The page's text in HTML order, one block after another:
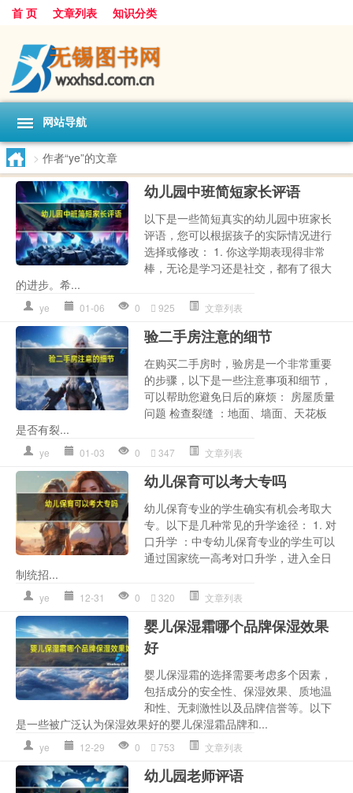
首 页 文章列表 知识分类
网站导航
> 作者“ye”的文章
幼儿园中班简短家长评语
以下是一些简短真实的幼儿园中班家长
评语，您可以根据孩子的实际情况进行
选择或修改： 1. 你这学期表现得非常
棒，无论是学习还是社交，都有了很大
的进步。希...
ye 01-06 0 925 文章列表
验二手房注意的细节
在购买二手房时，验房是一个非常重要
的步骤，以下是一些注意事项和细节，
可以帮助您避免日后的麻烦： 房屋质量
问题 检查裂缝 ：地面、墙面、天花板
是否有裂...
ye 01-03 0 347 文章列表
幼儿保育可以考大专吗
幼儿保育专业的学生确实有机会考取大
专。以下是几种常见的升学途径： 1. 对
口升学 ：中专幼儿保育专业的学生可以
通过国家统一高考对口升学，进入全日
制统招...
ye 12-31 0 320 文章列表
婴儿保湿霜哪个品牌保湿效果
好
婴儿保湿霜的选择需要考虑多个因素，
包括成分的安全性、保湿效果、质地温
和性、无刺激性以及品牌信誉等。以下
是一些被广泛认为保湿效果好的婴儿保湿霜品牌和...
ye 12-29 0 753 文章列表
幼儿园老师评语